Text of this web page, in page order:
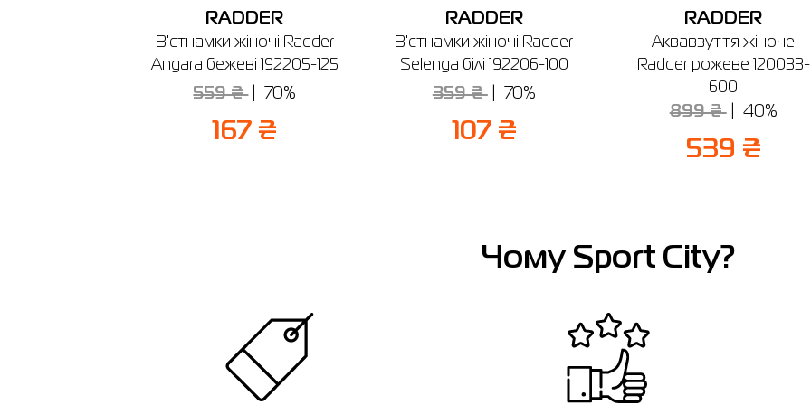
RADDER
В'єтнамки жіночі Radder
Angara бежеві 192205-125
559 ₴ 70%
167 ₴
RADDER
В'єтнамки жіночі Radder
Selenga білі 192206-100
359 ₴ 70%
107 ₴
RADDER
Аквавзуття жіноче
Radder рожеве 120033-
600
899 ₴ 40%
539 ₴
Чому Sport City?